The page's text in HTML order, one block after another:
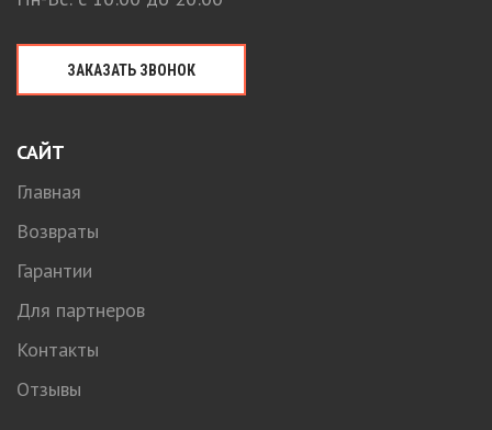
ЗАКАЗАТЬ ЗВОНОК
САЙТ
Главная
Возвраты
Гарантии
Для партнеров
Контакты
Отзывы